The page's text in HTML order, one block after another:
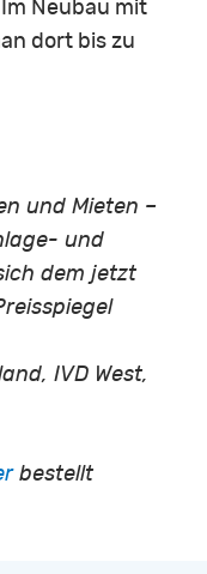
Neubau mit
dort bis zu
und Mieten –
und
dem jetzt
IVD West,
bestellt